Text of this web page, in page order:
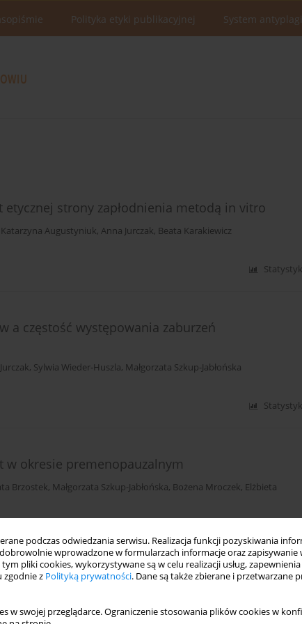
podczas odwiedzania serwisu. Realizacja funkcji pozyskiwania
wprowadzone w formularzach informacje oraz
tym pliki cookies, wykorzystywane są w celu realizacji usług,
zgodnie z Polityką prywatności. Dane są także zbierane i przetwarzane
w swojej przeglądarce. Ograniczenie stosowania plików cookies w
Polityka etyki publikacyjnej System
strony zapłodnienia metodą in vitro
Katarzyna Augustyniuk, Anna Jurczak, Beata Karakiewicz
a częstość występowania zaburzeń
, Sylwia Wieder-Huszla, Małgorzata Szkup-Jabłońska
w okresie premenopauzalnym
Brzostek, Małgorzata Szkup-Jabłońska, Bożena Mroczek, Elżbieta